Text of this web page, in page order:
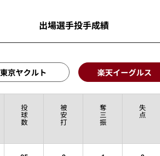
出場選手投手成績
東京ヤクルト 楽天イーグルス
投
球
数
被
安
打
奪
三
振
失
点